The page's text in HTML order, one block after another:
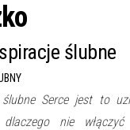
ślubne
ślubne Serce jest to
dlaczego nie